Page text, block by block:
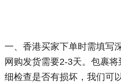
一、香港买家下单时需填写
网购发货需要2-3天。包裹
细检查是否有损坏，我们可